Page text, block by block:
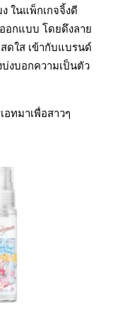
ในแพ็กเกจจิ้งดี
กแบบ โดยดึงลาย
ดใส เข้ากับแบรนด์
งบอกความเป็นตัว
ทมาเพื่อสาวๆ